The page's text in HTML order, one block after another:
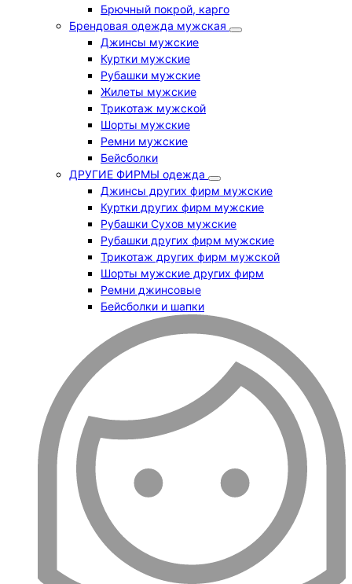
Брючный покрой, карго
Брендовая одежда мужская
Джинсы мужские
Куртки мужские
Рубашки мужские
Жилеты мужские
Трикотаж мужской
Шорты мужские
Ремни мужские
Бейсболки
ДРУГИЕ ФИРМЫ одежда
Джинсы других фирм мужские
Куртки других фирм мужские
Рубашки Сухов мужские
Рубашки других фирм мужские
Трикотаж других фирм мужской
Шорты мужские других фирм
Ремни джинсовые
Бейсболки и шапки